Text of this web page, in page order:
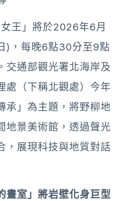
王」將於2026年6月
)，每晚6點30分至9點
交通部觀光署北海岸及
處（下稱北觀處）今年
承」為主題，將野柳地
地景美術館，透過聲光
，展現科技與地質對話
畫室」將岩壁化身巨型